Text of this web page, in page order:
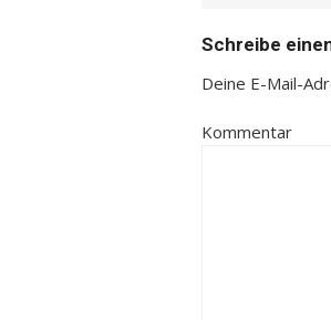
Schreibe
Deine E-Mail-
Kommentar